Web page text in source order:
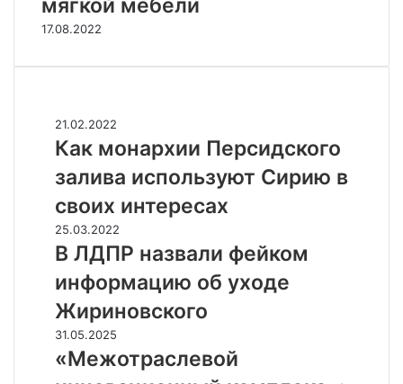
мягкой мебели
17.08.2022
К
а
м
о
н
а
р
х
и
и
П
р
21.02.2022
Как монархии Персидского
залива используют Сирию в
своих интересах
В
Л
П
Р
а
з
в
25.03.2022
В ЛДПР назвали фейком
информацию об уходе
Жириновского
«
М
31.05.2025
«Межотраслевой